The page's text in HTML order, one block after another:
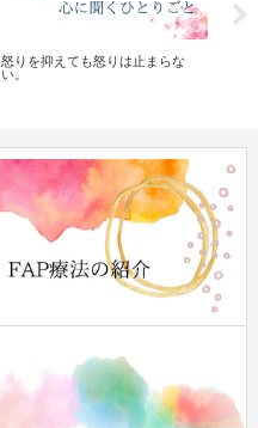
怒りを抑えても怒りは止まらな
い。